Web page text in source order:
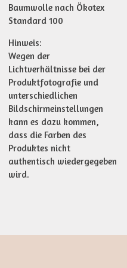
Baumwolle nach Ökotex
Standard 100
Hinweis:
Wegen der
Lichtverhältnisse bei der
Produktfotografie und
unterschiedlichen
Bildschirmeinstellungen
kann es dazu kommen,
dass die Farben des
Produktes nicht
authentisch wiedergegeben
wird.